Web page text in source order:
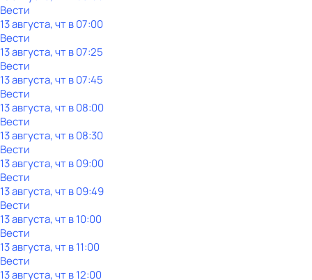
Вести
13 августа, чт в 07:00
Вести
13 августа, чт в 07:25
Вести
13 августа, чт в 07:45
Вести
13 августа, чт в 08:00
Вести
13 августа, чт в 08:30
Вести
13 августа, чт в 09:00
Вести
13 августа, чт в 09:49
Вести
13 августа, чт в 10:00
Вести
13 августа, чт в 11:00
Вести
13 августа, чт в 12:00